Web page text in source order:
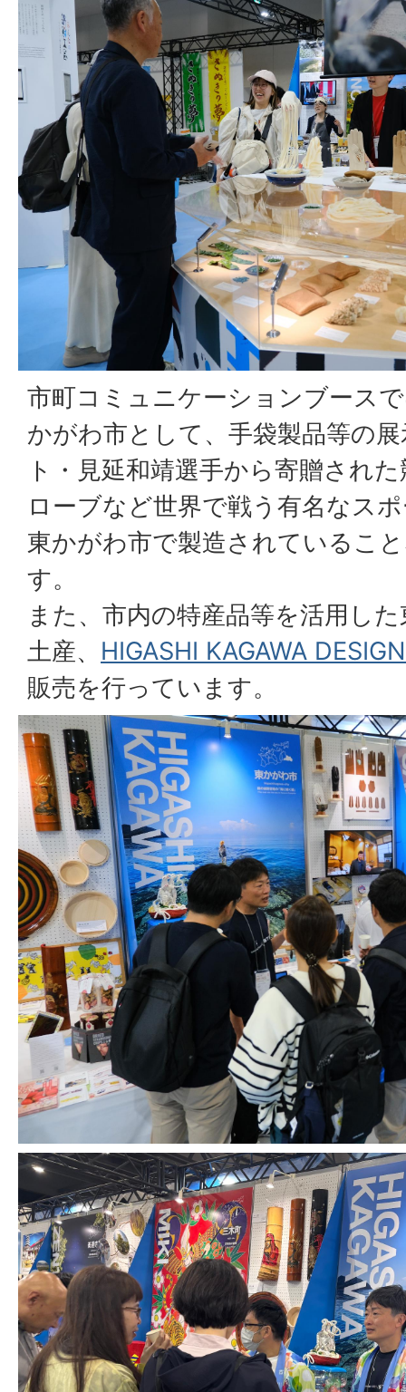
市町コミュニケーションブース
かがわ市として、手袋製品等の
ト・見延和靖選手から寄贈され
ローブなど世界で戦う有名なス
東かがわ市で製造されているこ
す。
また、市内の特産品等を活用し
土産、 HIGASHI KAGAWA
販売を行っています。